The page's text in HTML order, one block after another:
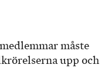
måste
upp och